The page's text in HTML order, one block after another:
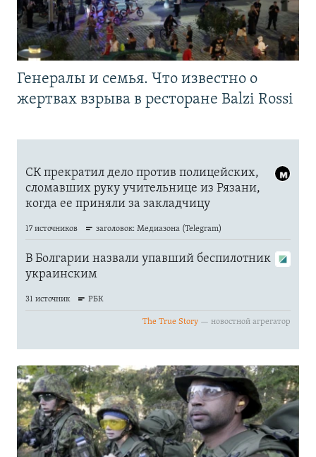
Генералы и семья. Что известно о
жертвах взрыва в ресторане Balzi Rossi